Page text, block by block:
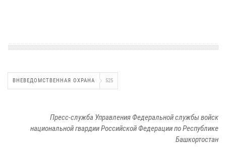
ВНЕВЕДОМСТВЕННАЯ ОХРАНА 525
Пресс-служба Управления Федеральной службы войск
национальной гвардии Российской Федерации по Республике
Башкортостан